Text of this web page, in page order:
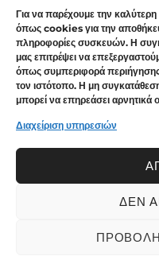
Για να παρέχουμε την καλύτερη
όπως cookies για την
πληροφορίες συσκευών. Η
μας επιτρέψει να
όπως συμπεριφορά
τον ιστότοπο. Η μη
μπορεί να επηρεάσει αρνητικά
Διαχείριση υπηρεσιών
ΔΕΝ
Παρασκευή:
9:00 –
και 17:30 –
21:00
Σάββατο:
– 15:00
Κυριακή: